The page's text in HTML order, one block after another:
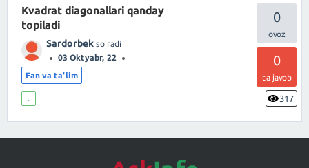
0
0
ta javob
317
Kvadrat diagonallari qanday
topiladi
Sardorbek so'radi
03 Oktyabr, 22
Fan va ta'lim
.